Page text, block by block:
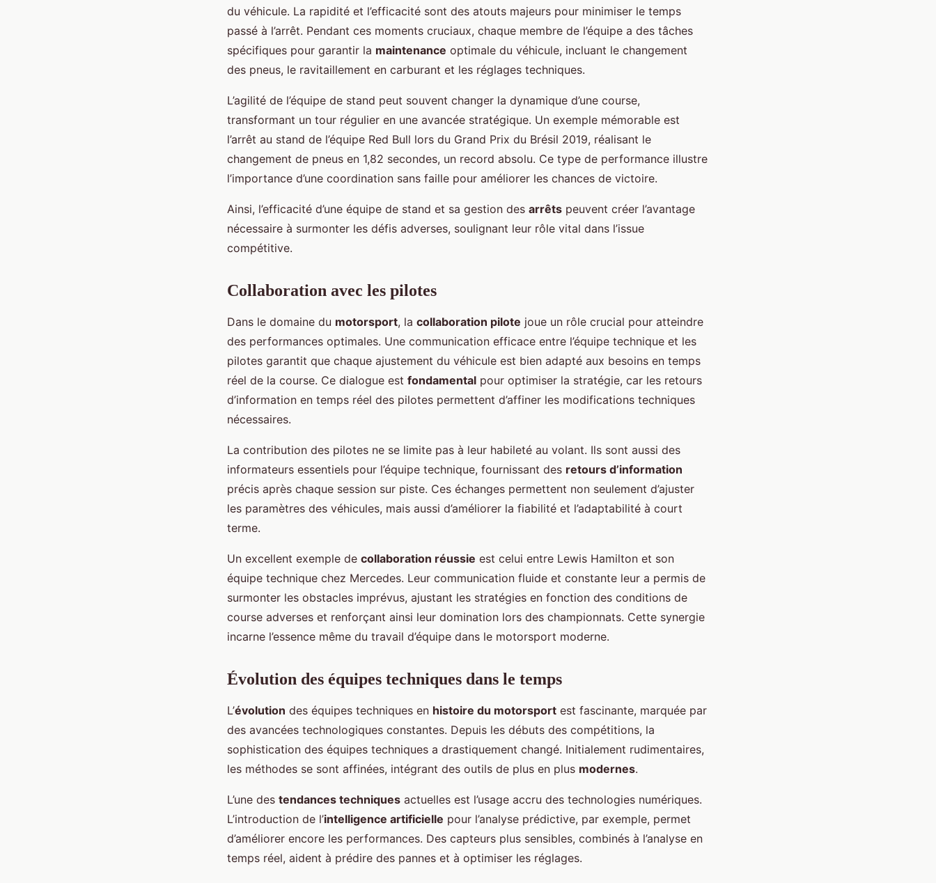
du véhicule. La rapidité et l’efficacité sont des atouts majeurs pour minimiser le temps
passé à l’arrêt. Pendant ces moments cruciaux, chaque membre de l’équipe a des tâches
spécifiques pour garantir la maintenance optimale du véhicule, incluant le changement
des pneus, le ravitaillement en carburant et les réglages techniques.
L’agilité de l’équipe de stand peut souvent changer la dynamique d’une course,
transformant un tour régulier en une avancée stratégique. Un exemple mémorable est
l’arrêt au stand de l’équipe Red Bull lors du Grand Prix du Brésil 2019, réalisant le
changement de pneus en 1,82 secondes, un record absolu. Ce type de performance illustre
l’importance d’une coordination sans faille pour améliorer les chances de victoire.
Ainsi, l’efficacité d’une équipe de stand et sa gestion des arrêts peuvent créer l’avantage
nécessaire à surmonter les défis adverses, soulignant leur rôle vital dans l’issue
compétitive.
Collaboration avec les pilotes
Dans le domaine du motorsport, la collaboration pilote joue un rôle crucial pour atteindre
des performances optimales. Une communication efficace entre l’équipe technique et les
pilotes garantit que chaque ajustement du véhicule est bien adapté aux besoins en temps
réel de la course. Ce dialogue est fondamental pour optimiser la stratégie, car les retours
d’information en temps réel des pilotes permettent d’affiner les modifications techniques
nécessaires.
La contribution des pilotes ne se limite pas à leur habileté au volant. Ils sont aussi des
informateurs essentiels pour l’équipe technique, fournissant des retours d’information
précis après chaque session sur piste. Ces échanges permettent non seulement d’ajuster
les paramètres des véhicules, mais aussi d’améliorer la fiabilité et l’adaptabilité à court
terme.
Un excellent exemple de collaboration réussie est celui entre Lewis Hamilton et son
équipe technique chez Mercedes. Leur communication fluide et constante leur a permis de
surmonter les obstacles imprévus, ajustant les stratégies en fonction des conditions de
course adverses et renforçant ainsi leur domination lors des championnats. Cette synergie
incarne l’essence même du travail d’équipe dans le motorsport moderne.
Évolution des équipes techniques dans le temps
L’évolution des équipes techniques en histoire du motorsport est fascinante, marquée par
des avancées technologiques constantes. Depuis les débuts des compétitions, la
sophistication des équipes techniques a drastiquement changé. Initialement rudimentaires,
les méthodes se sont affinées, intégrant des outils de plus en plus modernes.
L’une des tendances techniques actuelles est l’usage accru des technologies numériques.
L’introduction de l’intelligence artificielle pour l’analyse prédictive, par exemple, permet
d’améliorer encore les performances. Des capteurs plus sensibles, combinés à l’analyse en
temps réel, aident à prédire des pannes et à optimiser les réglages.